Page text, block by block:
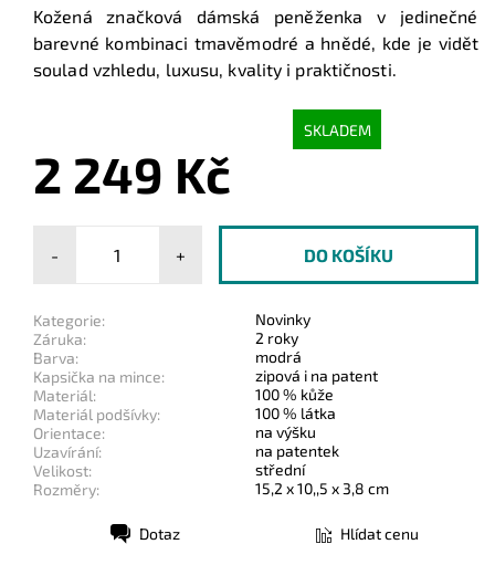
Kožená značková dámská peněženka v jedinečné
barevné kombinaci tmavěmodré a hnědé, kde je vidět
soulad vzhledu, luxusu, kvality i praktičnosti.
SKLADEM
2 249 Kč
- +
Kategorie:
Novinky
Záruka:
2 roky
Barva:
modrá
Kapsička na mince:
zipová i na patent
Materiál:
100 % kůže
Materiál podšívky:
100 % látka
Orientace:
na výšku
Uzavírání:
na patentek
Velikost:
střední
Rozměry:
15,2 x 10,,5 x 3,8 cm
Dotaz Hlídat cenu